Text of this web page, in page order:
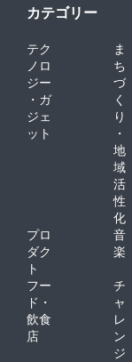
カテゴリー
テク
ノロ
ジー
・ガ
ジェ
ット
ま
ち
づ
く
り
・
地
域
活
性
化
プロ
ダク
ト
音
楽
フー
ド・
飲食
店
チ
ャ
レ
ン
ジ